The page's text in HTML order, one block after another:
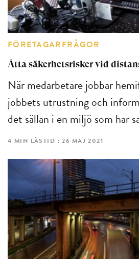
FÖRETAGARFRÅGOR
Åtta säkerhetsrisker vid
När medarbetare jobbar
jobbets utrustning och
det sällan i en miljö som har
4 MIN LÄSTID : 26 MAJ 2021